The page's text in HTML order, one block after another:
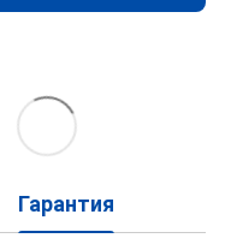
Гарантия